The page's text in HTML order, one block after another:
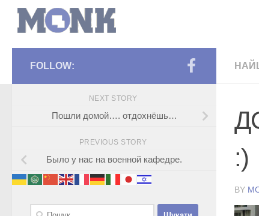
:)
BY
FOLLOW:
NEXT STORY
Пошли домой…. отдохнёшь…
PREVIOUS STORY
Было у нас на военной кафедре.
Пошук: